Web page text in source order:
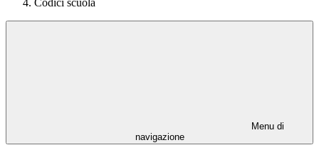
Codici scuola
Menu di
navigazione